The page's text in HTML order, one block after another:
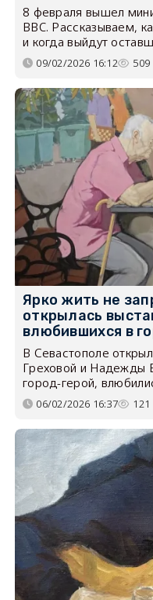
8 февраля вышел
BBC. Рассказываем,
и когда выйдут
09/02/2026 16:12 509
Ярко жить не
открылась
влюбившихся в
В Севастополе
Греховой и Надежды
город-герой,
06/02/2026 16:37 121